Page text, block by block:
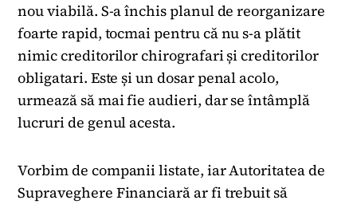
nou viabilă. S-a închis planul de reorganizare
foarte rapid, tocmai pentru că nu s-a plătit
nimic creditorilor chirografari și creditorilor
obligatari. Este și un dosar penal acolo,
urmează să mai fie audieri, dar se întâmplă
lucruri de genul acesta.
Vorbim de companii listate, iar Autoritatea de
Supraveghere Financiară ar fi trebuit să